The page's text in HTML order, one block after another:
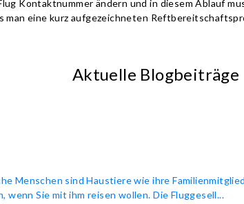
Kontaktnummer ändern und in diesem Ablauf
man eine kurz aufgezeichneten
Aktuelle Blogbeiträge
Menschen sind Haustiere wie ihre
wenn Sie mit ihm reisen wollen. Die Fluggesell...